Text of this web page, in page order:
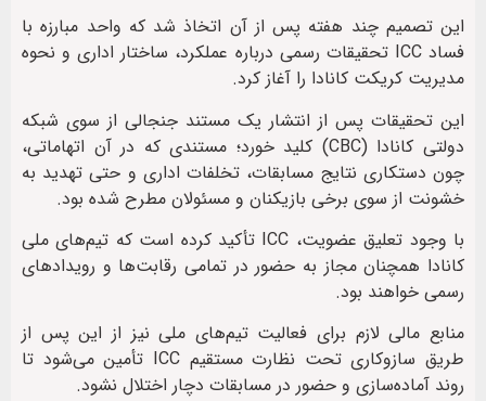
این تصمیم چند هفته پس از آن اتخاذ شد که واحد مبارزه با
فساد ICC تحقیقات رسمی درباره عملکرد، ساختار اداری و نحوه
مدیریت کریکت کانادا را آغاز کرد.
این تحقیقات پس از انتشار یک مستند جنجالی از سوی شبکه
دولتی کانادا (CBC) کلید خورد؛ مستندی که در آن اتهاماتی،
چون دستکاری نتایج مسابقات، تخلفات اداری و حتی تهدید به
خشونت از سوی برخی بازیکنان و مسئولان مطرح شده بود.
با وجود تعلیق عضویت، ICC تأکید کرده است که تیم‌های ملی
کانادا همچنان مجاز به حضور در تمامی رقابت‌ها و رویداد‌های
رسمی خواهند بود.
منابع مالی لازم برای فعالیت تیم‌های ملی نیز از این پس از
طریق سازوکاری تحت نظارت مستقیم ICC تأمین می‌شود تا
روند آماده‌سازی و حضور در مسابقات دچار اختلال نشود.